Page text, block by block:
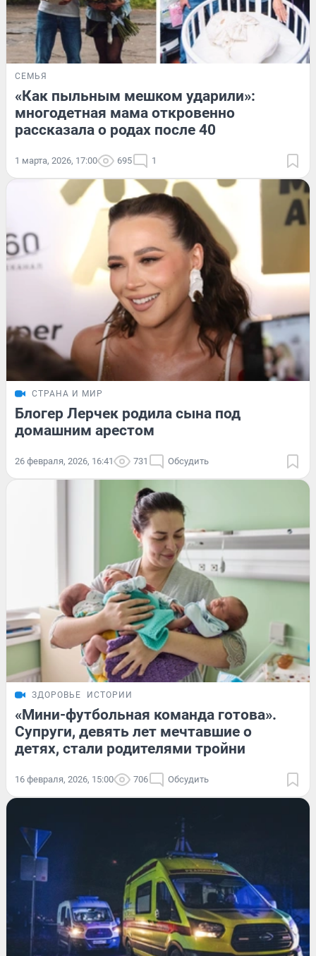
СЕМЬЯ
«Как пыльным мешком ударили»:
многодетная мама откровенно
рассказала о родах после 40
1 марта, 2026, 17:00 695 1
СТРАНА И МИР
Блогер Лерчек родила сына под
домашним арестом
26 февраля, 2026, 16:41 731 Обсудить
ЗДОРОВЬЕ ИСТОРИИ
«Мини-футбольная команда готова».
Супруги, девять лет мечтавшие о
детях, стали родителями тройни
16 февраля, 2026, 15:00 706 Обсудить